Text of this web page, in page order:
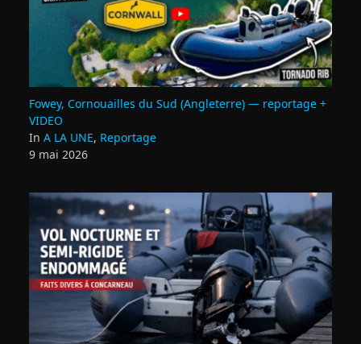
Fowey, Cornouailles du Sud (Angleterre) — reportage +
VIDEO
In A LA UNE, Reportage
9 mai 2026